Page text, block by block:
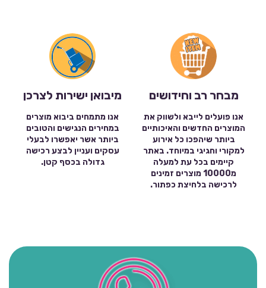
מבחר רב וחידושים
אנו פועלים לייבא ולשווק את
המוצרים החדשים והאיכותיים
ביותר שיהפכו כל אירוע
למקורי וחגיגי במיוחד. באתר
קיימים בכל עת למעלה
מ10000 מוצרים זמינים
לרכישה בלחיצת כפתור.
מיבואן ישירות לצרכן
אנו מתמחים ביבוא מוצרים
במחירים הנגישים והטובים
ביותר אשר יאפשרו לבעלי
עסקים ועניין לבצע רכישה
גדולה בכסף קטן.